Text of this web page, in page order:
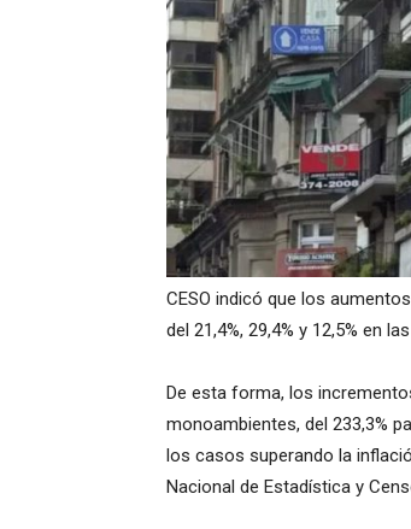
CESO indicó que los
del 21,4%, 29,4% y 12,5% en
De esta forma, los
monoambientes, del 233,3%
los casos superando la
Nacional de Estadística y